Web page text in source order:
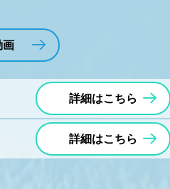
画
詳細はこちら
詳細はこちら